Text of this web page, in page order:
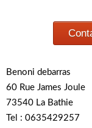
Benoni debarras
60 Rue James Joule
73540 La Bathie
Tel : 0635429257